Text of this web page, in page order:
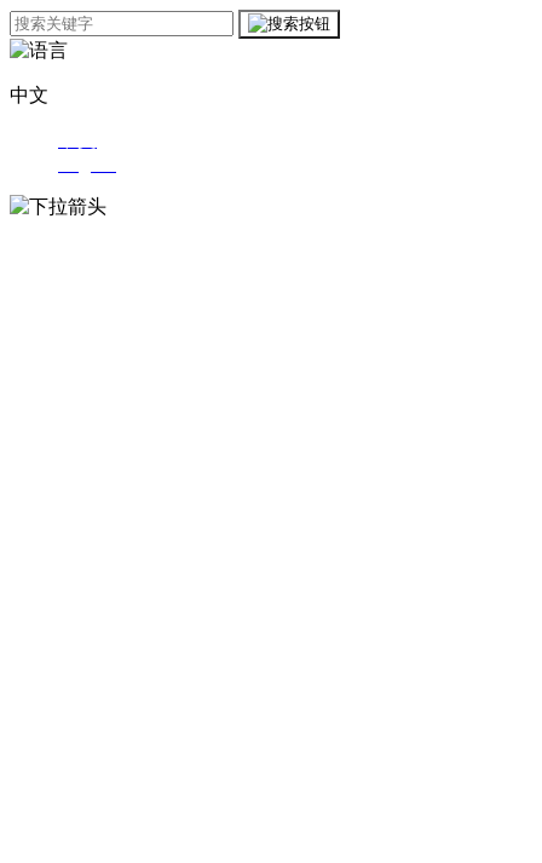
中文